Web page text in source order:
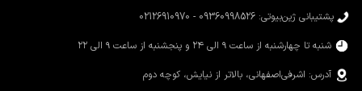
محصولات سیمپل
پشتیبانی ژین‌بیوتی: 09360998526 - 02126910970
شنبه تا چهارشنبه از ساعت ۹ الی ۲۴ و پنجشنبه از ساعت ۹ الی ۲۲
آدرس: اشرفی‌اصفهانی، بالاتر از نیایش، کوچه دوم